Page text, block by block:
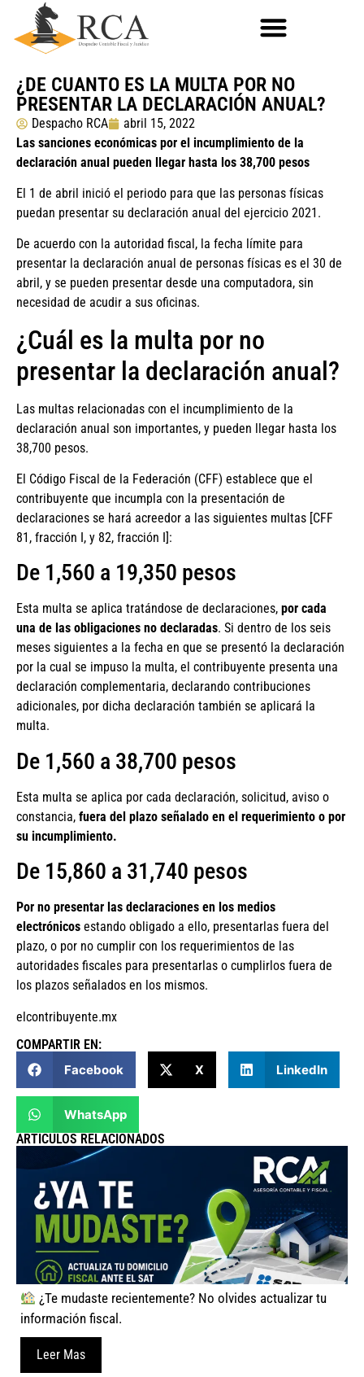
¿DE CUANTO ES LA MULTA POR NO
PRESENTAR LA DECLARACIÓN ANUAL?
Despacho RCA
abril 15, 2022
Las sanciones económicas por el incumplimiento de la
declaración anual pueden llegar hasta los 38,700 pesos
El 1 de abril inició el periodo para que las personas físicas
puedan presentar su declaración anual del ejercicio 2021.
De acuerdo con la autoridad fiscal, la fecha límite para
presentar la declaración anual de personas físicas es el 30 de
abril, y se pueden presentar desde una computadora, sin
necesidad de acudir a sus oficinas.
¿Cuál es la multa por no
presentar la declaración anual?
Las multas relacionadas con el incumplimiento de la
declaración anual son importantes, y pueden llegar hasta los
38,700 pesos.
El Código Fiscal de la Federación (CFF) establece que el
contribuyente que incumpla con la presentación de
declaraciones se hará acreedor a las siguientes multas [CFF
81, fracción I, y 82, fracción I]:
De 1,560 a 19,350 pesos
Esta multa se aplica tratándose de declaraciones, por cada
una de las obligaciones no declaradas. Si dentro de los seis
meses siguientes a la fecha en que se presentó la declaración
por la cual se impuso la multa, el contribuyente presenta una
declaración complementaria, declarando contribuciones
adicionales, por dicha declaración también se aplicará la
multa.
De 1,560 a 38,700 pesos
Esta multa se aplica por cada declaración, solicitud, aviso o
constancia, fuera del plazo señalado en el requerimiento o por
su incumplimiento.
De 15,860 a 31,740 pesos
Por no presentar las declaraciones en los medios
electrónicos estando obligado a ello, presentarlas fuera del
plazo, o por no cumplir con los requerimientos de las
autoridades fiscales para presentarlas o cumplirlos fuera de
los plazos señalados en los mismos.
elcontribuyente.mx
COMPARTIR EN:
Facebook
X LinkedIn
WhatsApp
ARTICULOS RELACIONADOS
¿Te mudaste recientemente? No olvides actualizar tu
información fiscal.
Leer Mas